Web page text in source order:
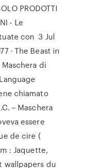
PRODOTTI
- Le
con 3 Jul
· The Beast in
di
chiamato
– Maschera
essere
de cire (
: Jaquette,
wallpapers du